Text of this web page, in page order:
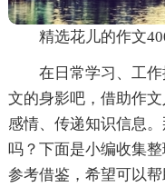
精选花儿的作文
在日常学习、工
文的身影吧，借助作
感情、传递知识信息
吗？下面是小编收集
参考借鉴，希望可以帮